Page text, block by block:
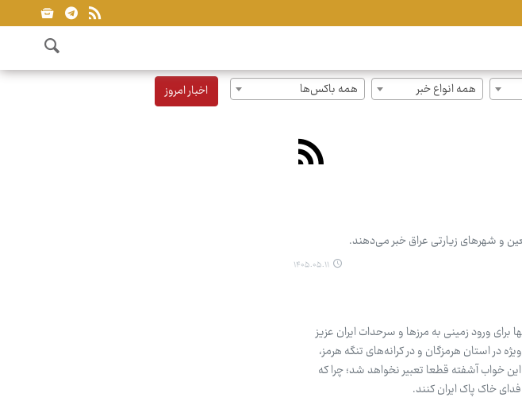
همه انواع خبر همه باکس‌ها اخبار امروز
و شهرهای زیارتی عراق خبر می‌دهند.
۱۴۰۵.۰۵.۱۱
ورود زمینی به مرزها و سرحدات ایران عزیز
استان هرمزگان و در کرانه‌های تنگه هرمز،
خواب آشفته قطعا تعبیر نخواهد شد؛ چرا که
خاک پاک ایران کنند.